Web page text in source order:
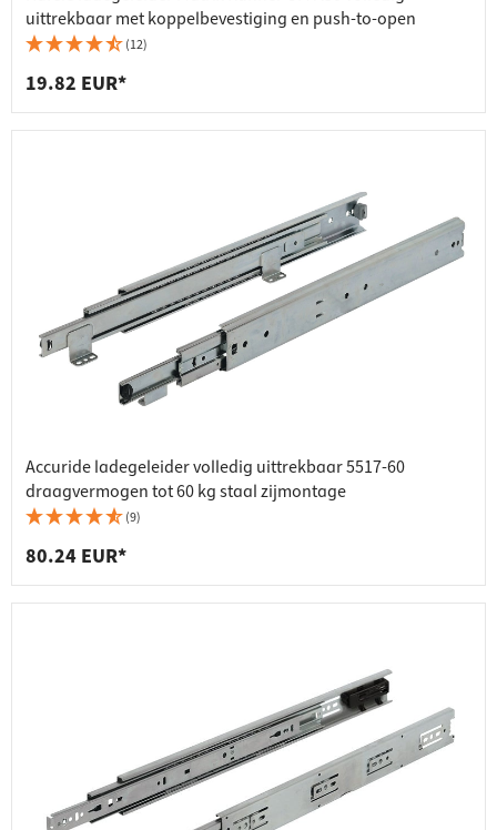
uittrekbaar met koppelbevestiging en push-to-open
(12)
19.82 EUR*
Accuride ladegeleider volledig uittrekbaar 5517-60
draagvermogen tot 60 kg staal zijmontage
(9)
80.24 EUR*